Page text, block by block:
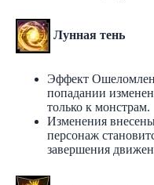
Лунная тень
Эффект
попадании
только к монстрам.
Изменения
персонаж
завершения